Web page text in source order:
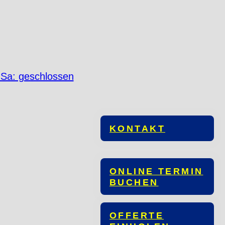
KONTAKT
ONLINE TERMIN
BUCHEN
OFFERTE
geschlossen